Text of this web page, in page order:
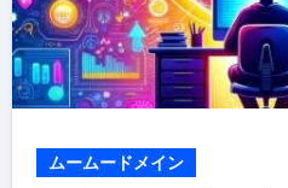
ムームードメイン